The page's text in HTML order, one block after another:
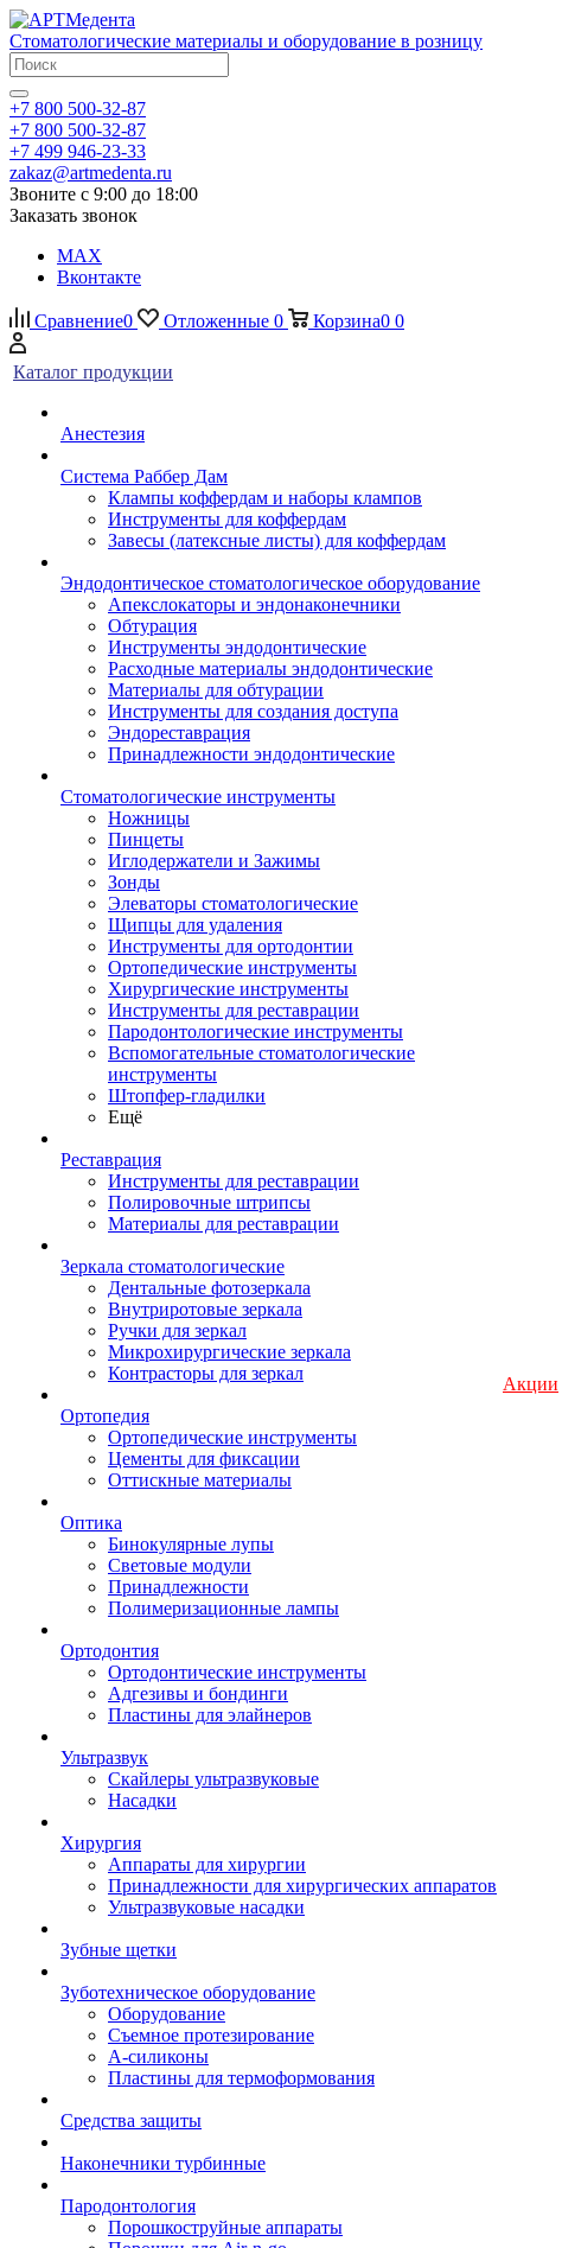
Стоматологические материалы и оборудование в розницу
+7 800 500-32-87
+7 800 500-32-87
+7 499 946-23-33
zakaz@artmedenta.ru
Звоните с 9:00 до 18:00
Заказать звонок
MAX
Вконтакте
Сравнение0 Отложенные 0 Корзина0 0
Каталог продукции
Анестезия
Система Раббер Дам
Клампы коффердам и наборы клампов
Инструменты для коффердам
Завесы (латексные листы) для коффердам
Эндодонтическое стоматологическое оборудование
Апекслокаторы и эндонаконечники
Обтурация
Инструменты эндодонтические
Расходные материалы эндодонтические
Материалы для обтурации
Инструменты для создания доступа
Эндореставрация
Принадлежности эндодонтические
Стоматологические инструменты
Ножницы
Пинцеты
Иглодержатели и Зажимы
Зонды
Элеваторы стоматологические
Щипцы для удаления
Инструменты для ортодонтии
Ортопедические инструменты
Хирургические инструменты
Инструменты для реставрации
Пародонтологические инструменты
Вспомогательные стоматологические
инструменты
Штопфер-гладилки
Ещё
Реставрация
Инструменты для реставрации
Полировочные штрипсы
Материалы для реставрации
Зеркала стоматологические
Дентальные фотозеркала
Внутриротовые зеркала
Ручки для зеркал
Микрохирургические зеркала
Контрасторы для зеркал
Ортопедия
Ортопедические инструменты
Цементы для фиксации
Оттискные материалы
Оптика
Бинокулярные лупы
Световые модули
Принадлежности
Полимеризационные лампы
Ортодонтия
Ортодонтические инструменты
Адгезивы и бондинги
Пластины для элайнеров
Ультразвук
Скайлеры ультразвуковые
Насадки
Хирургия
Аппараты для хирургии
Принадлежности для хирургических аппаратов
Ультразвуковые насадки
Зубные щетки
Зуботехническое оборудование
Оборудование
Съемное протезирование
А-силиконы
Пластины для термоформования
Средства защиты
Наконечники турбинные
Пародонтология
Порошкоструйные аппараты
Акции